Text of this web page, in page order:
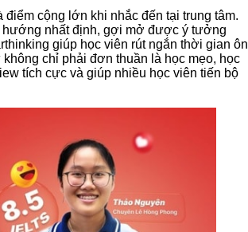
cộng lớn khi nhắc đến tại trung tâm.
nhất định, gợi mở được ý tưởng
giúp học viên rút ngắn thời gian ôn
chỉ phải đơn thuần là học mẹo, học
tích cực và giúp nhiều học viên tiến bộ